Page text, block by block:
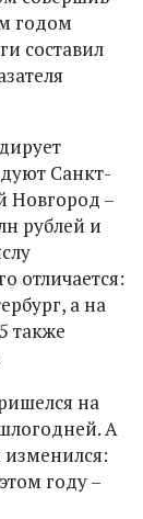
годом
составил
Санкт-
Новгород –
рублей и
отличается:
а на
также
на
А
году –